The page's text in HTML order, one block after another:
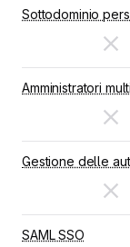
Sottodominio
Amministratori
Gestione delle
SAML SSO